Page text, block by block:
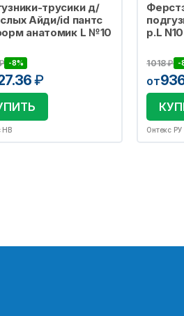
трусики д/
Айди/id пантс
анатомик L №10
-8%
₽
НВ
р.L N10
1018₽ -
от
Онтекс